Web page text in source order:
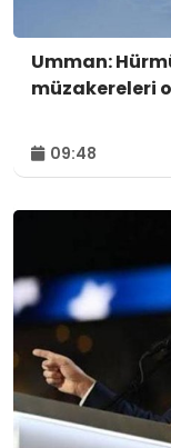
Umman:
müzakereleri
09:48